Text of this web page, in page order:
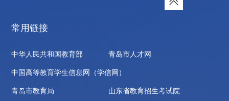
常用链接
中华人民共和国教育部
青岛市人才网
中国高等教育学生信息网（学信网）
青岛市教育局
山东省教育招生考试院